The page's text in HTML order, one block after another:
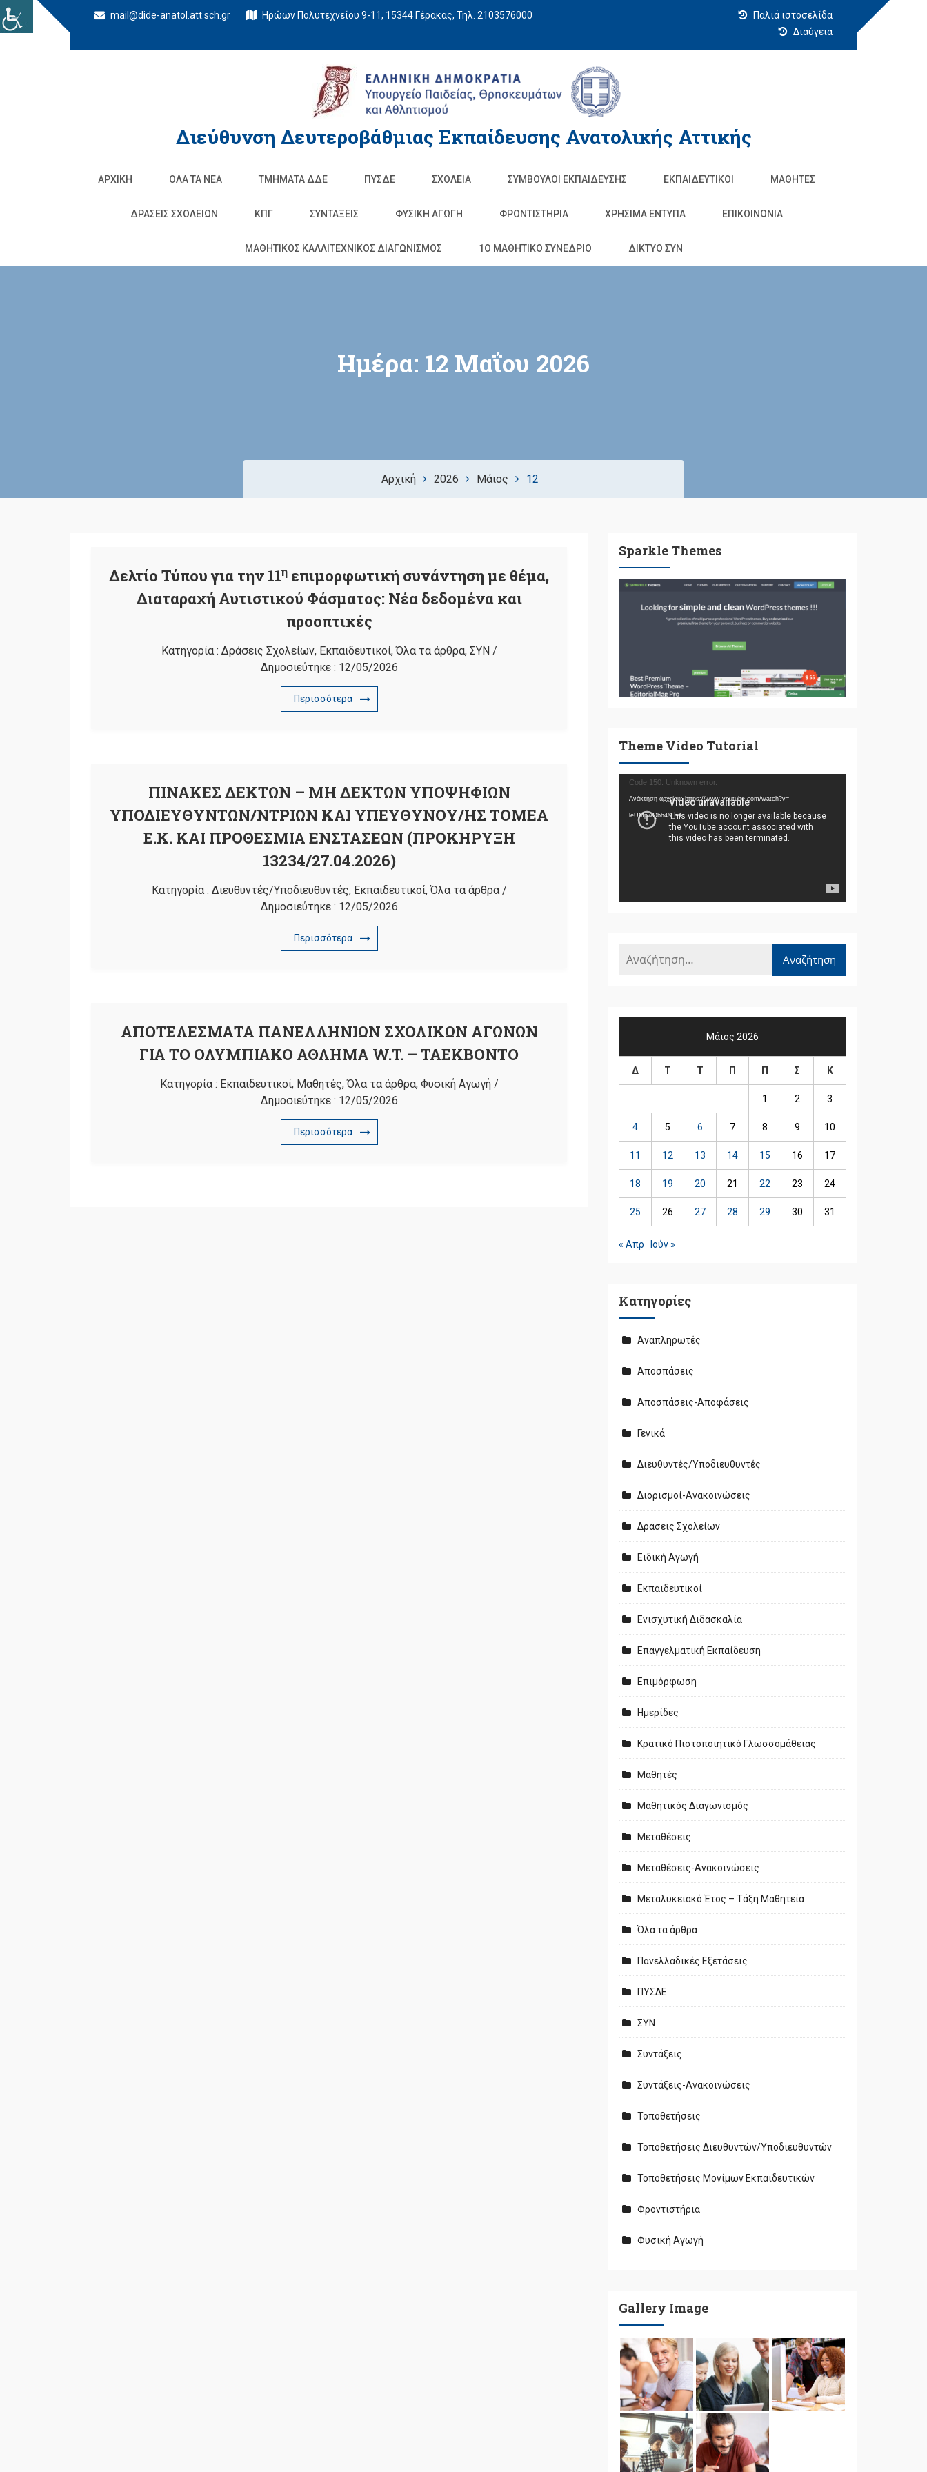
mail@dide-anatol.att.sch.gr Ηρώων Πολυτεχνείου 9-11, 15344 Γέρακας, Τηλ. 2103576000
Παλιά ιστοσελίδα
Διαύγεια
Διεύθυνση Δευτεροβάθμιας Εκπαίδευσης Ανατολικής Αττικής
ΑΡΧΙΚΉ ΌΛΑ ΤΑ ΝΈΑ ΤΜΉΜΑΤΑ ΔΔΕ ΠΥΣΔΕ ΣΧΟΛΕΊΑ ΣΥΜΒΟΥΛΟΙ ΕΚΠΑΙΔΕΥΣΗΣ ΕΚΠΑΙΔΕΥΤΙΚΟΊ ΜΑΘΗΤΈΣ
ΔΡΆΣΕΙΣ ΣΧΟΛΕΊΩΝ ΚΠΓ ΣΥΝΤΑΞΕΙΣ ΦΥΣΙΚΉ ΑΓΩΓΉ ΦΡΟΝΤΙΣΤΉΡΙΑ ΧΡΗΣΙΜΑ ΕΝΤΥΠΑ ΕΠΙΚΟΙΝΩΝΊΑ
ΜΑΘΗΤΙΚΟΣ ΚΑΛΛΙΤΕΧΝΙΚΟΣ ΔΙΑΓΩΝΙΣΜΟΣ 1O ΜΑΘΗΤΙΚΟ ΣΥΝΕΔΡΙΟ ΔΙΚΤΥΟ ΣΥΝ
Ημέρα: 12 Μαΐου 2026
Αρχική 2026 Μάιος 12
Δελτίο Τύπου για την 11η επιμορφωτική συνάντηση με θέμα,
Διαταραχή Αυτιστικού Φάσματος: Νέα δεδομένα και
προοπτικές
Κατηγορία : Δράσεις Σχολείων, Εκπαιδευτικοί,Όλα τα άρθρα, ΣΥΝ/
Δημοσιεύτηκε : 12/05/2026
Περισσότερα
ΠΙΝΑΚΕΣ ΔΕΚΤΩΝ – ΜΗ ΔΕΚΤΩΝ ΥΠΟΨΗΦΙΩΝ
ΥΠΟΔΙΕΥΘΥΝΤΩΝ/ΝΤΡΙΩΝ ΚΑΙ ΥΠΕΥΘΥΝΟΥ/ΗΣ ΤΟΜΕΑ
Ε.Κ. ΚΑΙ ΠΡΟΘΕΣΜΙΑ ΕΝΣΤΑΣΕΩΝ (ΠΡΟΚΗΡΥΞΗ
13234/27.04.2026)
Κατηγορία : Διευθυντές/Υποδιευθυντές, Εκπαιδευτικοί,Όλα τα άρθρα/
Δημοσιεύτηκε : 12/05/2026
Περισσότερα
ΑΠΟΤΕΛΕΣΜΑΤΑ ΠΑΝΕΛΛΗΝΙΩΝ ΣΧΟΛΙΚΩΝ ΑΓΩΝΩΝ
ΓΙΑ ΤΟ ΟΛΥΜΠΙΑΚΟ ΑΘΛΗΜΑ W.T. – ΤΑΕΚΒΟΝΤΟ
Κατηγορία : Εκπαιδευτικοί, Μαθητές,Όλα τα άρθρα, Φυσική Αγωγή/
Δημοσιεύτηκε : 12/05/2026
Περισσότερα
Sparkle Themes
Theme Video Tutorial
Πρόγραμμα
Αναπαραγωγής
Βίντεο
Code 150: Unknown error.
Ανάκτηση αρχείου: https://www.youtube.com/watch?v=-
leUMpwQbh4&_=1
Μάιος 2026
Δ Τ Τ Π Π Σ Κ
1 2 3
4 5 6 7 8 9 10
11 12 13 14 15 16 17
18 19 20 21 22 23 24
25 26 27 28 29 30 31
« Απρ Ιούν »
Kατηγορίες
Αναπληρωτές
Αποσπάσεις
Αποσπάσεις-Αποφάσεις
Γενικά
Διευθυντές/Υποδιευθυντές
Διορισμοί-Ανακοινώσεις
Δράσεις Σχολείων
Ειδική Αγωγή
Εκπαιδευτικοί
Ενισχυτική Διδασκαλία
Επαγγελματική Εκπαίδευση
Επιμόρφωση
Ημερίδες
Κρατικό Πιστοποιητικό Γλωσσομάθειας
Μαθητές
Μαθητικός Διαγωνισμός
Μεταθέσεις
Μεταθέσεις-Ανακοινώσεις
Μεταλυκειακό Έτος – Τάξη Μαθητεία
Όλα τα άρθρα
Πανελλαδικές Εξετάσεις
ΠΥΣΔΕ
ΣΥΝ
Συντάξεις
Συντάξεις-Ανακοινώσεις
Τοποθετήσεις
Τοποθετήσεις Διευθυντών/Υποδιευθυντών
Τοποθετήσεις Μονίμων Εκπαιδευτικών
Φροντιστήρια
Φυσική Αγωγή
Gallery Image